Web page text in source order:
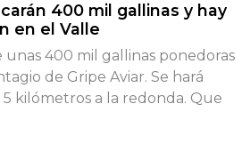
400 mil gallinas y hay
en el Valle
unas 400 mil gallinas ponedoras
de Gripe Aviar. Se hará
5 kilómetros a la redonda. Que